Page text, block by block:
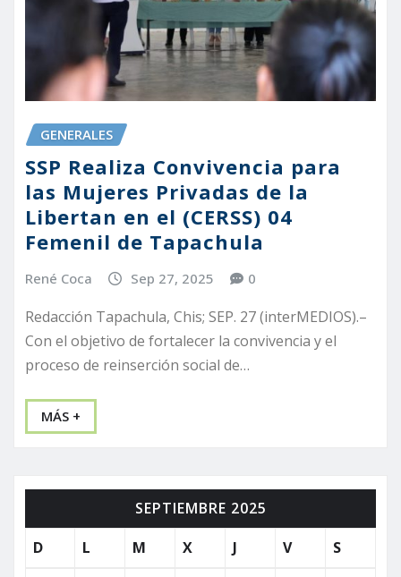
GENERALES
SSP Realiza Convivencia para
las Mujeres Privadas de la
Libertan en el (CERSS) 04
Femenil de Tapachula
René Coca Sep 27, 2025 0
Redacción Tapachula, Chis; SEP. 27 (interMEDIOS).–
Con el objetivo de fortalecer la convivencia y el
proceso de reinserción social de…
MÁS +
SEPTIEMBRE 2025
D
L M X J V S